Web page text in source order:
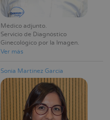
Médico adjunto
Servicio de Diagnóstico
Ginecológico por la Imagen
Ver más
Sonia Martínez García